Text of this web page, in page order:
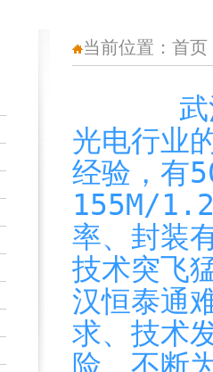
当前位置： 首页
武汉恒
光电行业
经验， 有
155M/
率、封装
技术突飞
汉恒泰通
求、技术